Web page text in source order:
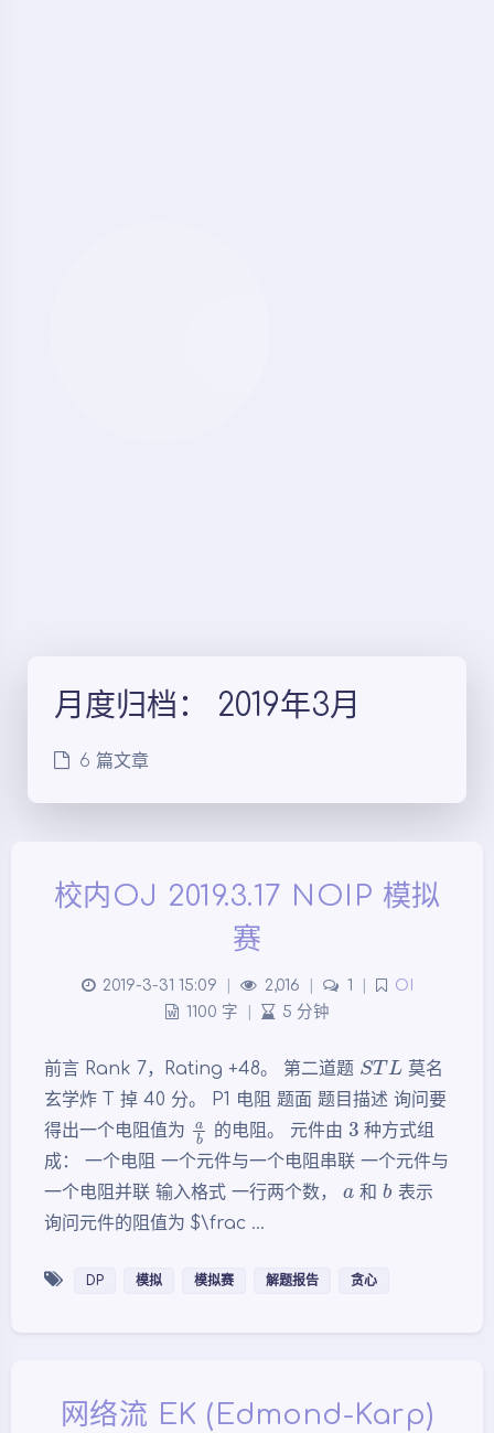
月度归档： 2019年3月
6 篇文章
校内OJ 2019.3.17 NOIP 模拟
赛
2019-3-31 15:09 2,016 1
OI
1100 字
5 分钟
前言 Rank 7，Rating +48。 第二道题 STL 莫名
玄学炸 T 掉 40 分。 P1 电阻 题面 题目描述 询问要
得出一个电阻值为 a b的电阻。 元件由 3 种方式组
成： 一个电阻 一个元件与一个电阻串联 一个元件与
一个电阻并联 输入格式 一行两个数，
和b 表示
询问元件的阻值为 $\frac …
DP 模拟 模拟赛 解题报告 贪心
网络流 EK (Edmond-Karp)